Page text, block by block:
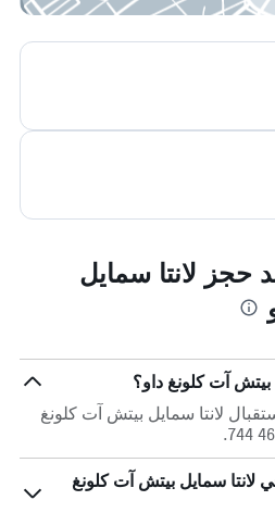
حجز لانتا سمايل
آت كلونغ داو؟
لانتا سمايل بيتش آت كلونغ
لانتا سمايل بيتش آت كلونغ